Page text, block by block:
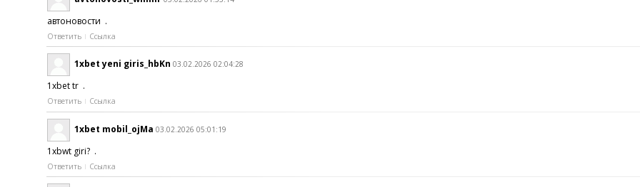
автоновости .
Ответить Ссылка
1xbet yeni giris_hbKn 03.02.2026 02:04:28
1xbet tr .
Ответить Ссылка
1xbet mobil_ojMa 03.02.2026 05:01:19
1xbwt giri? .
Ответить Ссылка